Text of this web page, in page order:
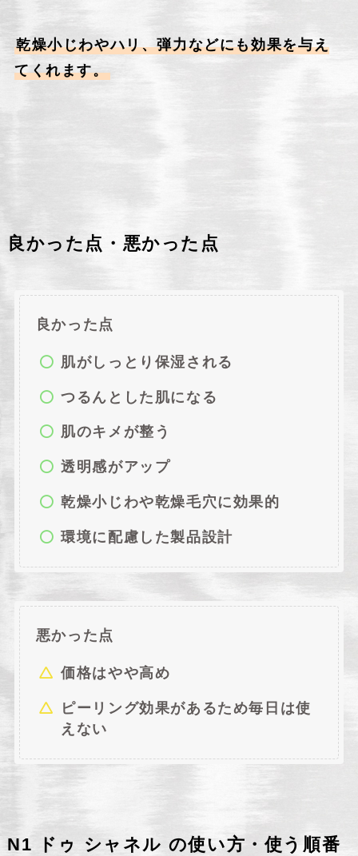
乾燥小じわやハリ、弾力などにも効果を与え
てくれます。
良かった点・悪かった点
良かった点
肌がしっとり保湿される
つるんとした肌になる
肌のキメが整う
透明感がアップ
乾燥小じわや乾燥毛穴に効果的
環境に配慮した製品設計
悪かった点
価格はやや高め
ピーリング効果があるため毎日は使
えない
N1 ドゥ シャネル の使い方・使う順番